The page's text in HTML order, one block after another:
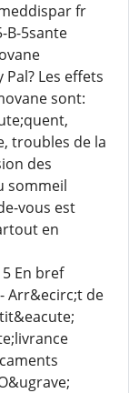
fr
B-5sante
Les effets
sont:
troubles de la
des
sommeil
vous est
en
5 En bref
Arr&ecirc;t de